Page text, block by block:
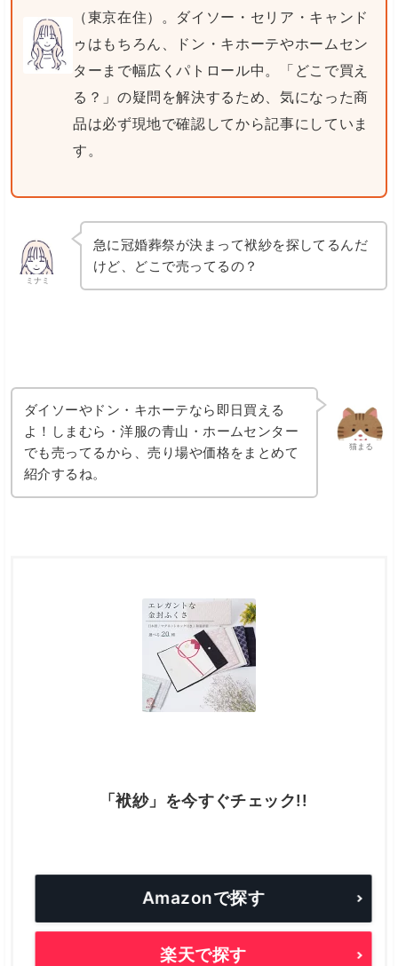
（東京在住）。ダイソー・セリア・キャンド
ゥはもちろん、ドン・キホーテやホームセン
ターまで幅広くパトロール中。「どこで買え
る？」の疑問を解決するため、気になった商
品は必ず現地で確認してから記事にしていま
す。
ミナミ
急に冠婚葬祭が決まって袱紗を探してるんだ
けど、どこで売ってるの？
猫まる
ダイソーやドン・キホーテなら即日買える
よ！しまむら・洋服の青山・ホームセンター
でも売ってるから、売り場や価格をまとめて
紹介するね。
「袱紗」を今すぐチェック!!
Amazonで探す
楽天で探す